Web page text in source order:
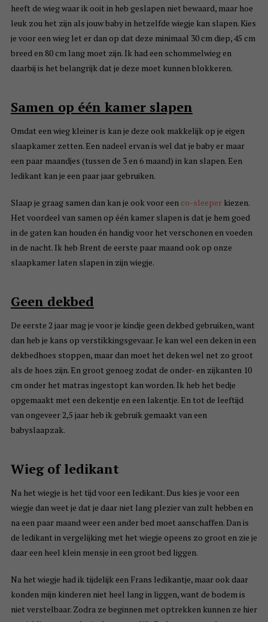
heeft de wieg waar ik ooit in heb geslapen niet bewaard, maar hoe
leuk zou het zijn als jouw baby in hetzelfde wiegje kan slapen. Kies
je voor een wieg let er dan op dat deze minimaal 30 cm diep, 45 cm
breed en 80 cm lang moet zijn. Ik had een schommelwieg en
daarbij is het belangrijk dat je deze moet kunnen blokkeren.
Samen op één kamer slapen
Omdat een wieg kleiner is kan je deze ook makkelijk op je eigen
slaapkamer zetten. Een nadeel ervan is wel dat je baby er maar
een paar maandjes (tussen de 3 en 6 maand) in kan slapen. Een
ledikant kan je een paar jaar gebruiken.
Slaap je graag samen dan kan je ook voor een co-sleeperkiezen.
Het voordeel van samen op één kamer slapen is dat je hem goed
in de gaten kan houden én handig voor het verschonen en voeden
in de nacht. Ik heb Brent de eerste paar maand ook op onze
slaapkamer laten slapen in zijn wiegje.
Geen dekbed
De eerste 2 jaar mag je voor je kindje geen dekbed gebruiken, want
dan heb je kans op verstikkingsgevaar. Je kan wel een deken in een
dekbedhoes stoppen, maar dan moet het deken wel net zo groot
als de hoes zijn. En groot genoeg zodat de onder- en zijkanten 10
cm onder het matras ingestopt kan worden. Ik heb het bedje
opgemaakt met een dekentje en een lakentje. En tot de leeftijd
van ongeveer 2,5 jaar heb ik gebruik gemaakt van een
babyslaapzak.
Wieg of ledikant
Na het wiegje is het tijd voor een ledikant. Dus kies je voor een
wiegje dan weet je dat je daar niet lang plezier van zult hebben en
na een paar maand weer een ander bed moet aanschaffen. Dan is
de ledikant in vergelijking met het wiegje opeens zo groot en zie je
daar een heel klein mensje in een groot bed liggen.
Na het wiegje had ik tijdelijk een Frans ledikantje, maar ook daar
konden mijn kinderen niet heel lang in liggen, want de bodem is
niet verstelbaar. Zodra ze beginnen met optrekken kunnen ze hier